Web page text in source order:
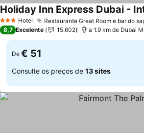
3 EstrelasHotel Restaurante Great Room e bar do
8,7 Excelente 15.602 a 1.9 km de Dubai
De € 51
Consulte os preços de 13 sites